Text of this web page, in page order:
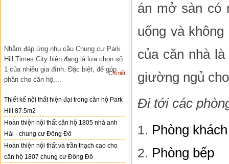
Nhằm đáp ứng nhu cầu Chung cư Park
Hill Times City hiện đang là lựa chọn số
1 của nhiều gia đình. Đặc biệt, để góp
phần cho căn hộ,...
Chi tiết
Thiết kế nội thất hiện đại trong căn hộ Park
Hill 87.5m2
Hoàn thiện nội thất căn hộ 1805 nhà anh
Hải - chung cư Đông Đô
Hoàn thiện nội thất và trần thạch cao cho
căn hộ 1807 chung cư Đông Đô
án mở sàn có
uống và
của căn nhà
giường ngủ
Đi tới các
Phòng khách
Phòng bếp